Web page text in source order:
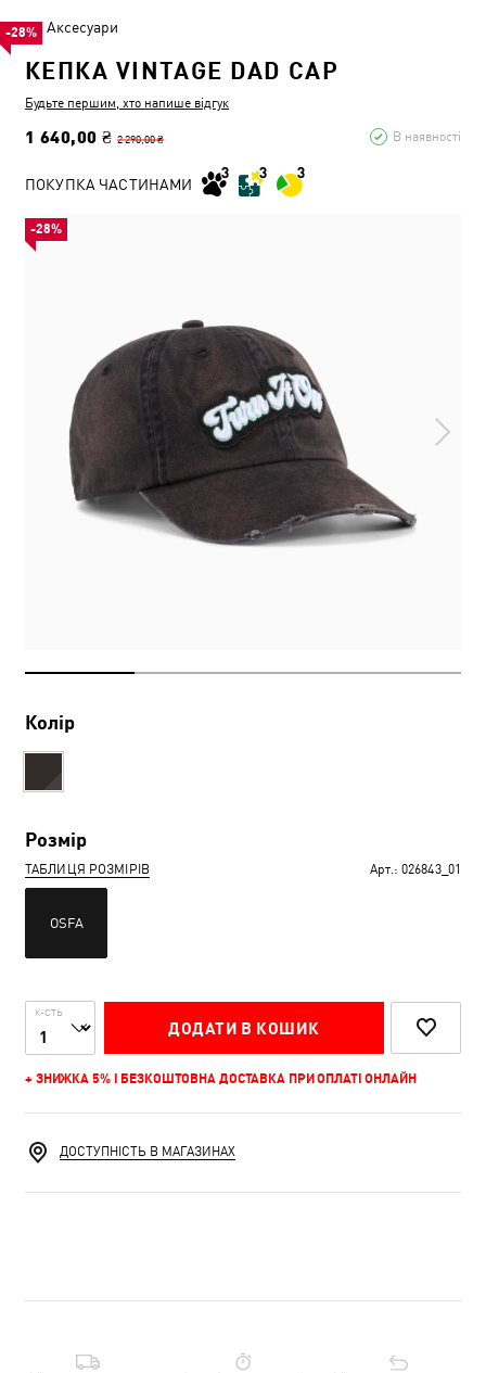
Аксесуари
КЕПКА VINTAGE DAD CAP
Будьте першим, хто напише відгук
1 640,00 ₴ 2 290,00 ₴ В наявності
-28%
ПОКУПКА ЧАСТИНАМИ
Колір
Розмір
ТАБЛИЦЯ РОЗМІРІВ Арт.: 026843_01
OSFA
К-СТЬ
ДОДАТИ В КОШИК
+ ЗНИЖКА 5% І БЕЗКОШТОВНА ДОСТАВКА ПРИ ОПЛАТІ ОНЛАЙН
-28%
ДОСТУПНІСТЬ В МАГАЗИНАХ